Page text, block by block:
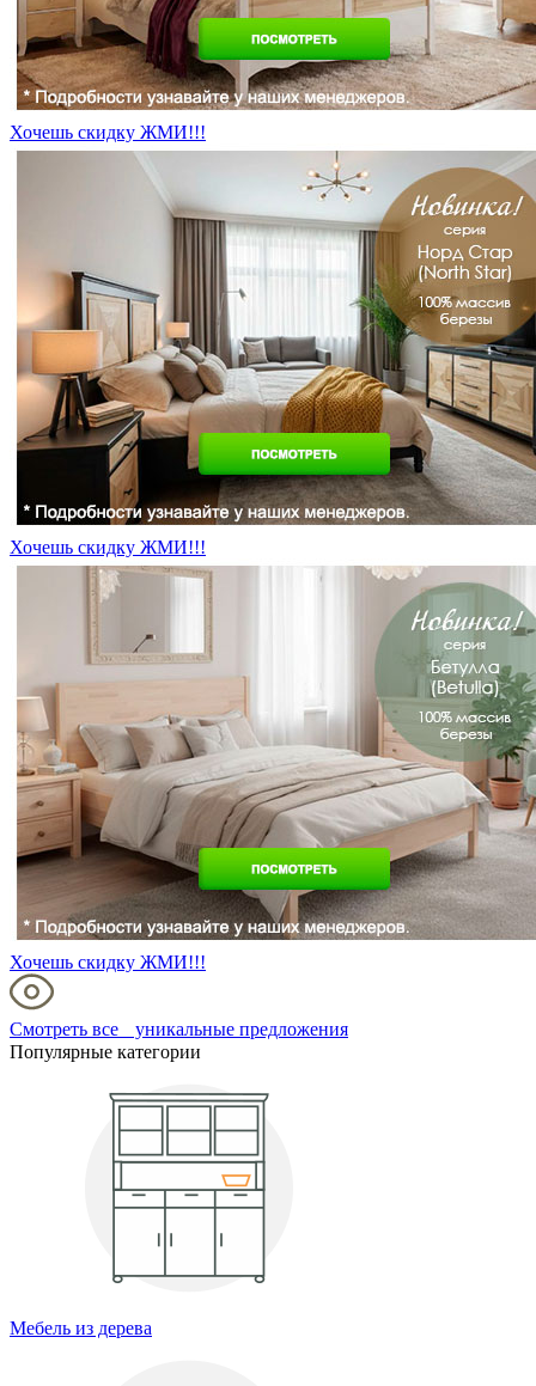
Хочешь скидку ЖМИ!!!
Хочешь скидку ЖМИ!!!
Хочешь скидку ЖМИ!!!
Смотреть все уникальные предложения
Популярные категории
Мебель из дерева